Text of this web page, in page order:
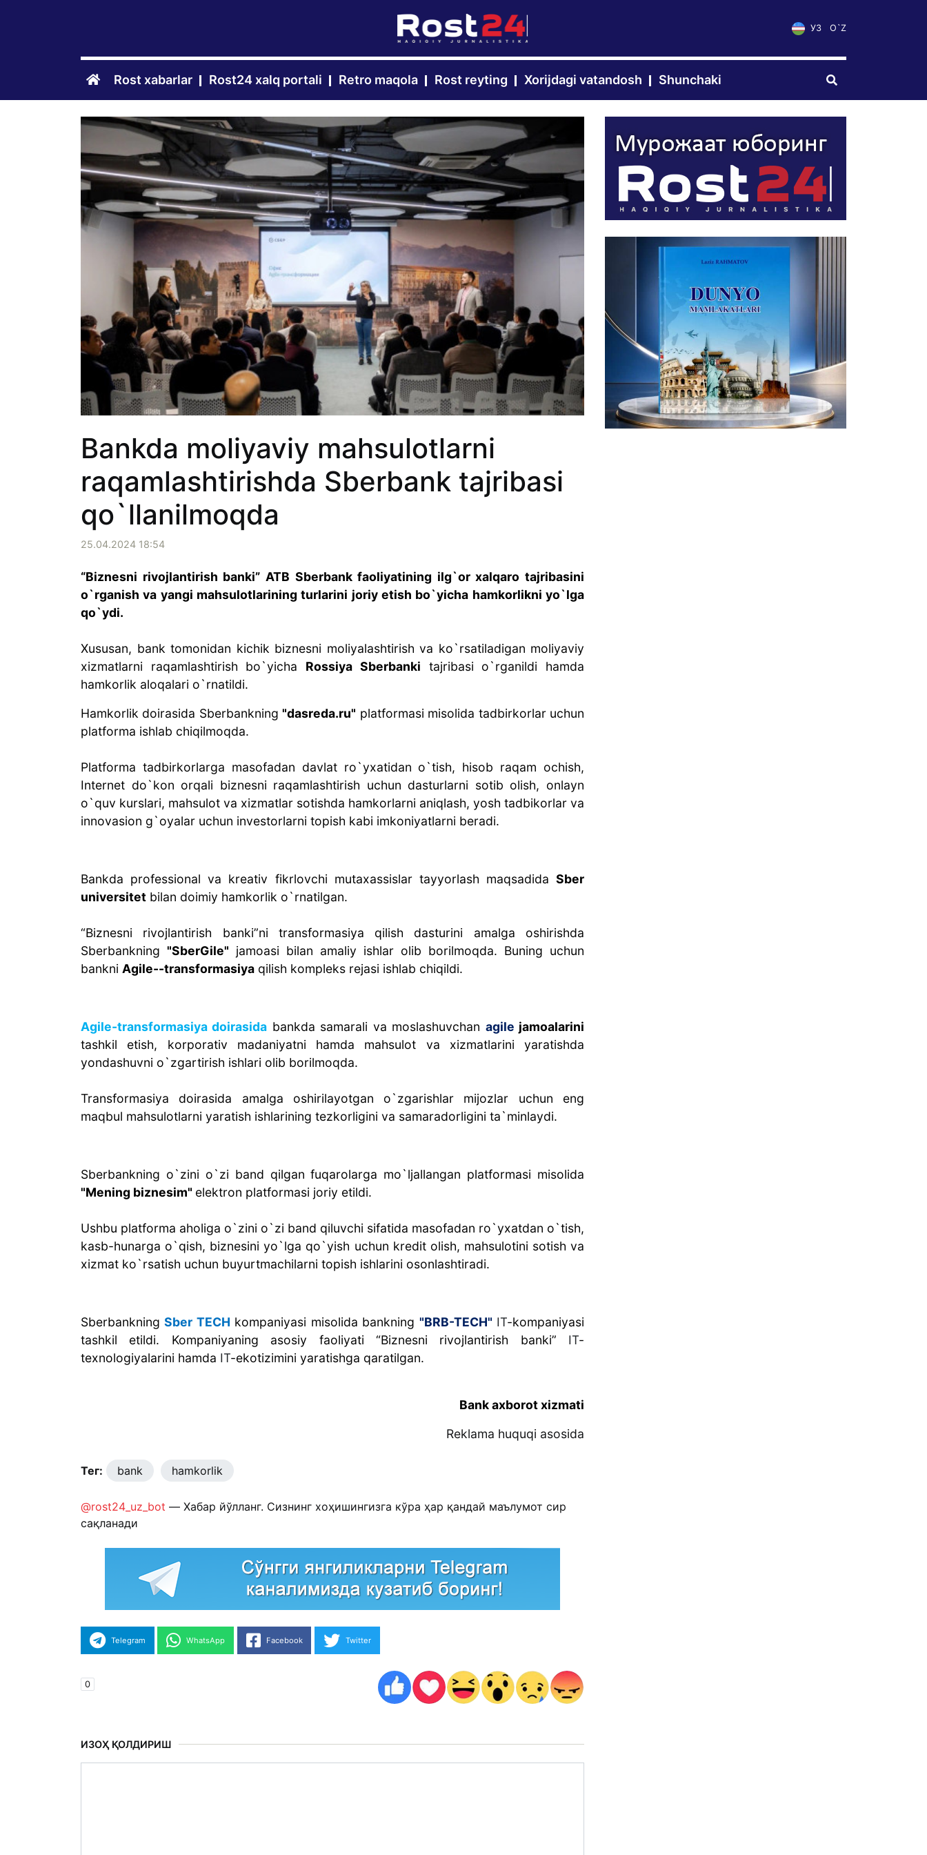
УЗ O`Z
Rost xabarlar Rost24 xalq portali Retro maqola Rost reyting Xorijdagi vatandosh Shunchaki
Bankda moliyaviy mahsulotlarni
raqamlashtirishda Sberbank tajribasi
qo`llanilmoqda
25.04.2024 18:54
“Biznesni rivojlantirish banki” ATB Sberbank faoliyatining ilg`or xalqaro tajribasini
o`rganish va yangi mahsulotlarining turlarini joriy etish bo`yicha hamkorlikni yo`lga
qo`ydi.
Xususan, bank tomonidan kichik biznesni moliyalashtirish va ko`rsatiladigan moliyaviy
xizmatlarni raqamlashtirish bo`yicha Rossiya Sberbanki tajribasi o`rganildi hamda
hamkorlik aloqalari o`rnatildi.
Hamkorlik doirasida Sberbankning"dasreda.ru" platformasi misolida tadbirkorlar uchun
platforma ishlab chiqilmoqda.
Platforma tadbirkorlarga masofadan davlat ro`yxatidan o`tish, hisob raqam ochish,
Internet do`kon orqali biznesni raqamlashtirish uchun dasturlarni sotib olish, onlayn
o`quv kurslari, mahsulot va xizmatlar sotishda hamkorlarni aniqlash, yosh tadbikorlar va
innovasion g`oyalar uchun investorlarni topish kabi imkoniyatlarni beradi.
Bankda professional va kreativ fikrlovchi mutaxassislar tayyorlash maqsadida Sber
universitet bilan doimiy hamkorlik o`rnatilgan.
“Biznesni rivojlantirish banki”ni transformasiya qilish dasturini amalga oshirishda
Sberbankning "SberGile" jamoasi bilan amaliy ishlar olib borilmoqda. Buning uchun
bankni Agile--transformasiya qilish kompleks rejasi ishlab chiqildi.
Agile-transformasiya doirasida bankda samarali va moslashuvchan agile jamoalarini
tashkil etish, korporativ madaniyatni hamda mahsulot va xizmatlarini yaratishda
yondashuvni o`zgartirish ishlari olib borilmoqda.
Transformasiya doirasida amalga oshirilayotgan o`zgarishlar mijozlar uchun eng
maqbul mahsulotlarni yaratish ishlarining tezkorligini va samaradorligini ta`minlaydi.
Sberbankning o`zini o`zi band qilgan fuqarolarga mo`ljallangan platformasi misolida
"Mening biznesim" elektron platformasi joriy etildi.
Ushbu platforma aholiga o`zini o`zi band qiluvchi sifatida masofadan ro`yxatdan o`tish,
kasb-hunarga o`qish, biznesini yo`lga qo`yish uchun kredit olish, mahsulotini sotish va
xizmat ko`rsatish uchun buyurtmachilarni topish ishlarini osonlashtiradi.
SberbankningSber TECH kompaniyasi misolida bankning "BRB-TECH" IT-kompaniyasi
tashkil etildi. Kompaniyaning asosiy faoliyati “Biznesni rivojlantirish banki” IT-
texnologiyalarini hamda IT-ekotizimini yaratishga qaratilgan.
Bank axborot xizmati
Reklama huquqi asosida
Тег: bank hamkorlik
@rost24_uz_bot — Хабар йўлланг. Сизнинг хоҳишингизга кўра ҳар қандай маълумот сир
сақланади
Telegram WhatsApp Facebook Twitter
0
ИЗОҲ ҚОЛДИРИШ